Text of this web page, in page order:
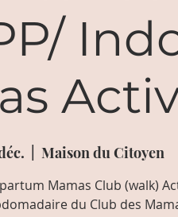
Maison du Citoyen
Mamas Club (walk)
du Club des